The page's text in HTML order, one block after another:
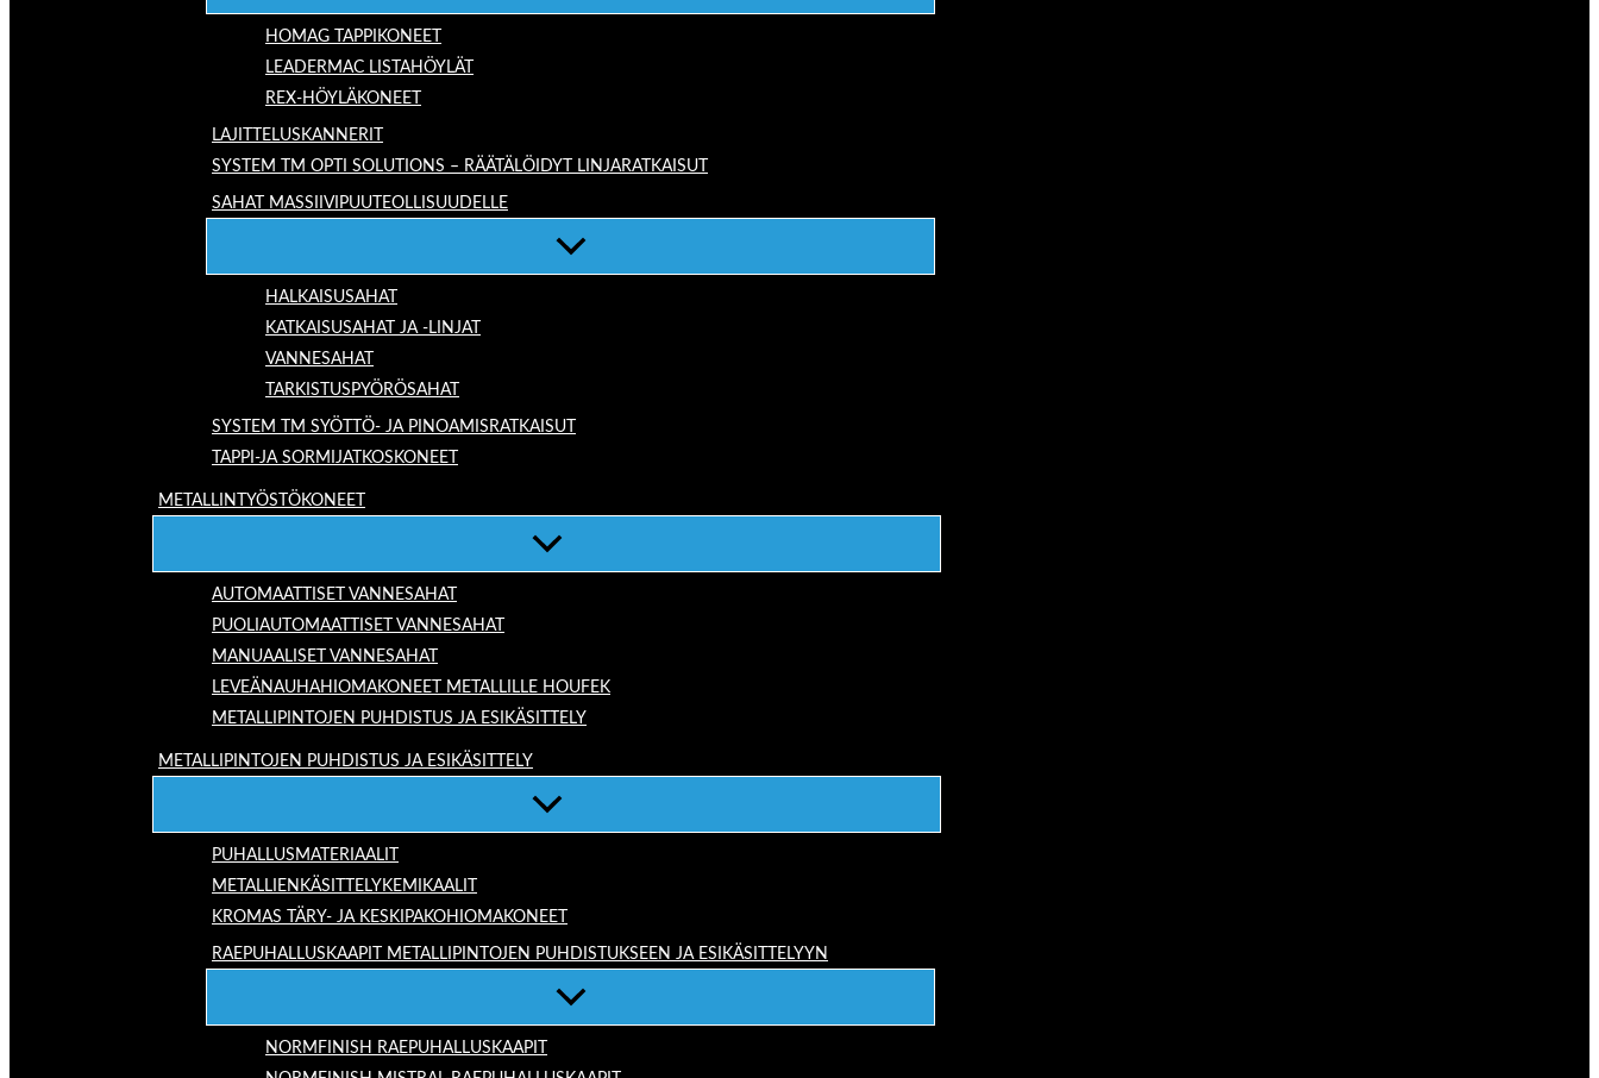
HOMAG TAPPIKONEET
LEADERMAC LISTAHÖYLÄT
REX-HÖYLÄKONEET
LAJITTELUSKANNERIT
SYSTEM TM OPTI SOLUTIONS – RÄÄTÄLÖIDYT LINJARATKAISUT
SAHAT MASSIIVIPUUTEOLLISUUDELLE
HALKAISUSAHAT
KATKAISUSAHAT JA -LINJAT
VANNESAHAT
TARKISTUSPYÖRÖSAHAT
SYSTEM TM SYÖTTÖ- JA PINOAMISRATKAISUT
TAPPI-JA SORMIJATKOSKONEET
METALLINTYÖSTÖKONEET
AUTOMAATTISET VANNESAHAT
PUOLIAUTOMAATTISET VANNESAHAT
MANUAALISET VANNESAHAT
LEVEÄNAUHAHIOMAKONEET METALLILLE HOUFEK
METALLIPINTOJEN PUHDISTUS JA ESIKÄSITTELY
METALLIPINTOJEN PUHDISTUS JA ESIKÄSITTELY
PUHALLUSMATERIAALIT
METALLIENKÄSITTELYKEMIKAALIT
KROMAS TÄRY- JA KESKIPAKOHIOMAKONEET
RAEPUHALLUSKAAPIT METALLIPINTOJEN PUHDISTUKSEEN JA ESIKÄSITTELYYN
NORMFINISH RAEPUHALLUSKAAPIT